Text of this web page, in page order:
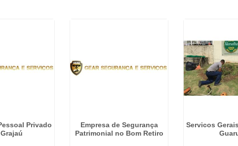
Privado
Empresa de Segurança
Patrimonial no Bom Retiro
Servicos